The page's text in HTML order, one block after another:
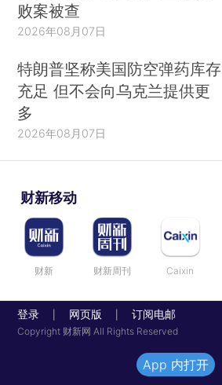
败案被查
2026年08月07日
特朗普坚称美国防空弹药库存
充足 但不会向乌克兰提供更
多
2026年08月07日
财新移动
财新 财新周刊 Caixin
登录 网页版 订阅电邮
Copyright 财新网 All Rights Reserved
App 内打开